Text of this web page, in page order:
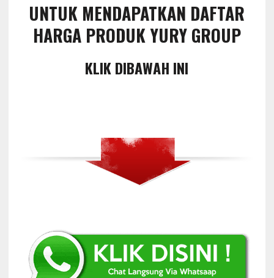
UNTUK MENDAPATKAN DAFTAR
HARGA PRODUK YURY GROUP
KLIK DIBAWAH INI